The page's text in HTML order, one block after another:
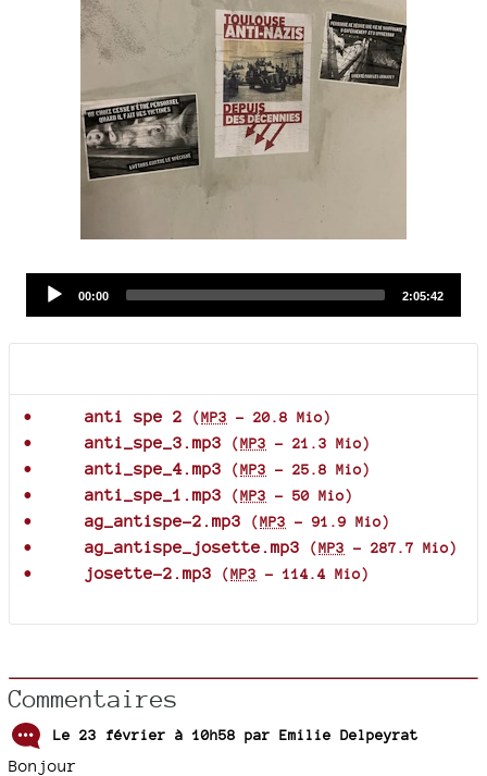
Current
00:00
Total
2:05:42
anti spe 2 (MP3 - 20.8 Mio)
anti_spe_3.mp3 (MP3 - 21.3 Mio)
anti_spe_4.mp3 (MP3 - 25.8 Mio)
anti_spe_1.mp3 (MP3 - 50 Mio)
ag_antispe-2.mp3 (MP3 -91.9 Mio)
ag_antispe_josette.mp3 (MP3 - 287.7 Mio)
josette-2.mp3 (MP3 - 114.4 Mio)
Commentaires
Le 23 février à 10h58 par Emilie Delpeyrat
Bonjour